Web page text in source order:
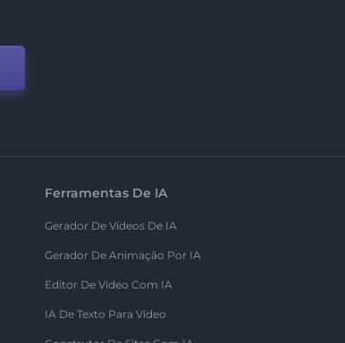
Ferramentas De IA
Gerador De Vídeos De IA
Gerador De Animação Por IA
Editor De Vídeo Com IA
IA De Texto Para Vídeo